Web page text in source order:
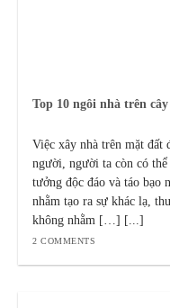
Top 10 ngôi nhà trên
Việc xây nhà trên mặt đất
người, người ta còn có
tưởng độc đáo và táo bạo
nhằm tạo ra sự khác lạ,
không nhằm […] [...]
2 COMMENTS